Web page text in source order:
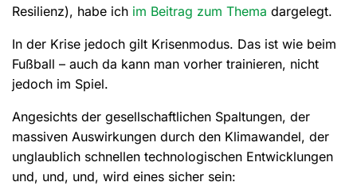
Resilienz), habe ich im Beitrag zum Thema dargelegt.
In der Krise jedoch gilt Krisenmodus. Das ist wie beim
Fußball – auch da kann man vorher trainieren, nicht
jedoch im Spiel.
Angesichts der gesellschaftlichen Spaltungen, der
massiven Auswirkungen durch den Klimawandel, der
unglaublich schnellen technologischen Entwicklungen
und, und, und, wird eines sicher sein: